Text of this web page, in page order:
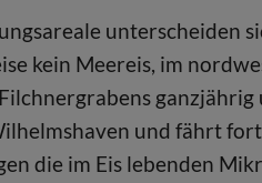
unterscheiden
kein Meereis, im
und fährt
die im Eis lebenden